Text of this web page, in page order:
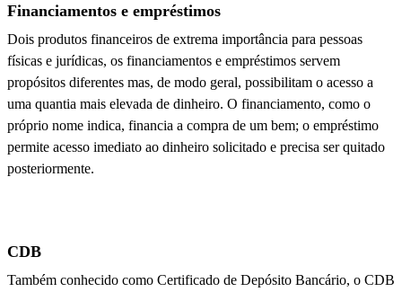
Financiamentos e empréstimos
Dois produtos financeiros de extrema importância para pessoas
físicas e jurídicas, os financiamentos e empréstimos servem
propósitos diferentes mas, de modo geral, possibilitam o acesso a
uma quantia mais elevada de dinheiro. O financiamento, como o
próprio nome indica, financia a compra de um bem; o empréstimo
permite acesso imediato ao dinheiro solicitado e precisa ser quitado
posteriormente.
CDB
Também conhecido como Certificado de Depósito Bancário, o CDB